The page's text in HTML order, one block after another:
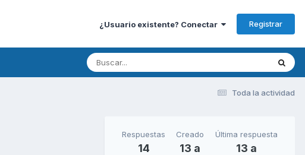
¿Usuario existente? Conectar Registrar
Toda la actividad
Respuestas
14
Creado
13 a
Última respuesta
13 a